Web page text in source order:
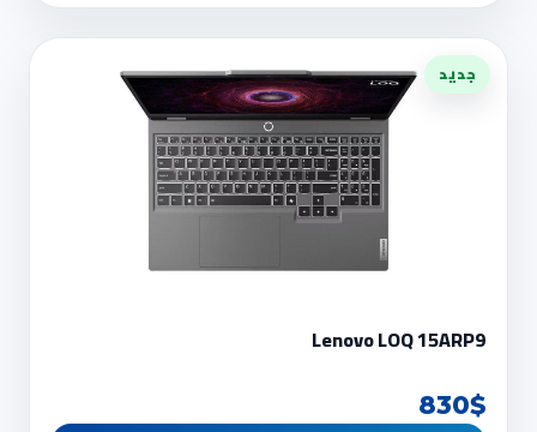
جديد
Lenovo LOQ 15ARP9
830$